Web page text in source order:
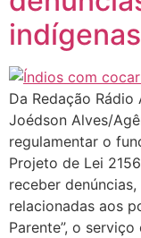
indígenas
Da Redação
Joédson Alves/
regulamentar o
Projeto de Lei
receber
relacionadas aos
Parente”, o